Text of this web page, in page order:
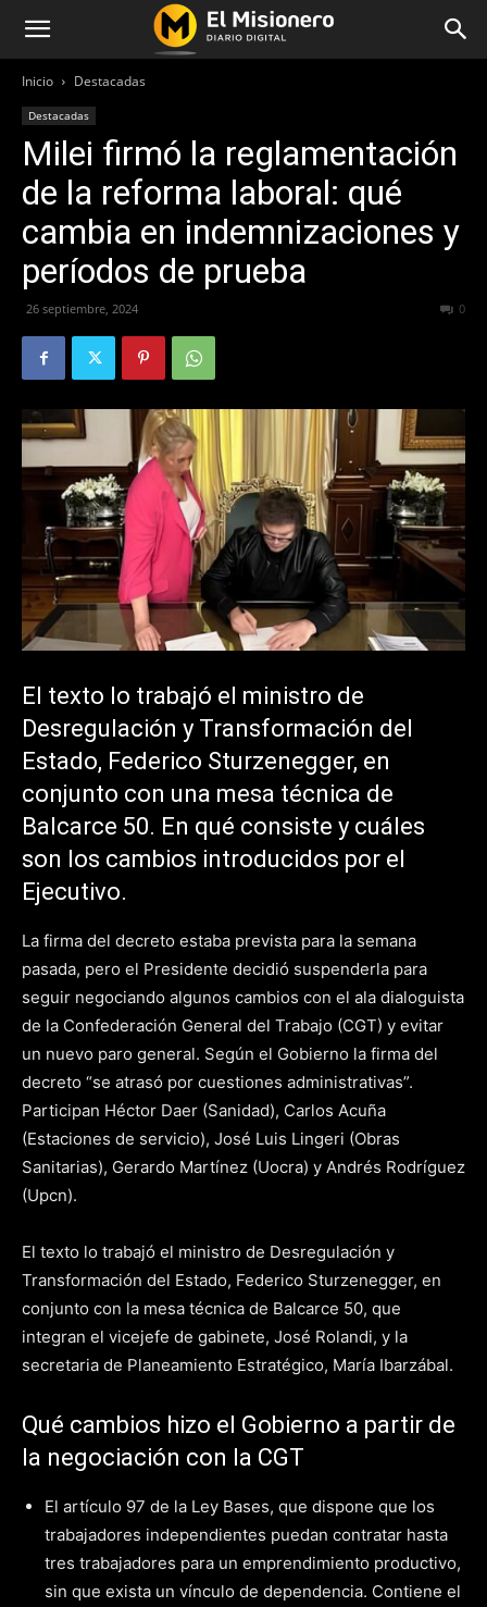
Inicio Destacadas
Destacadas
Milei firmó la reglamentación
de la reforma laboral: qué
cambia en indemnizaciones y
períodos de prueba
26 septiembre, 2024 0
El texto lo trabajó el ministro de
Desregulación y Transformación del
Estado, Federico Sturzenegger, en
conjunto con una mesa técnica de
Balcarce 50. En qué consiste y cuáles
son los cambios introducidos por el
Ejecutivo.
La firma del decreto estaba prevista para la semana
pasada, pero el Presidente decidió suspenderla para
seguir negociando algunos cambios con el ala dialoguista
de la Confederación General del Trabajo (CGT) y evitar
un nuevo paro general. Según el Gobierno la firma del
decreto “se atrasó por cuestiones administrativas”.
Participan Héctor Daer (Sanidad), Carlos Acuña
(Estaciones de servicio), José Luis Lingeri (Obras
Sanitarias), Gerardo Martínez (Uocra) y Andrés Rodríguez
(Upcn).
El texto lo trabajó el ministro de Desregulación y
Transformación del Estado, Federico Sturzenegger, en
conjunto con la mesa técnica de Balcarce 50, que
integran el vicejefe de gabinete, José Rolandi, y la
secretaria de Planeamiento Estratégico, María Ibarzábal.
Qué cambios hizo el Gobierno a partir de
la negociación con la CGT
El artículo 97 de la Ley Bases, que dispone que los
trabajadores independientes puedan contratar hasta
tres trabajadores para un emprendimiento productivo,
sin que exista un vínculo de dependencia. Contiene el